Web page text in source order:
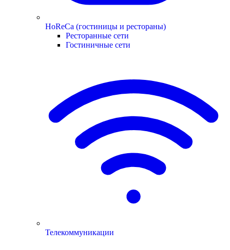
HoReCa (гостиницы и рестораны)
Ресторанные сети
Гостиничные сети
Телекоммуникации